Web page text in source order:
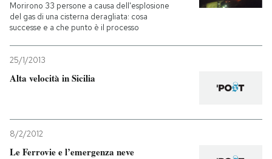
Morirono 33 persone a causa dell'esplosione
del gas di una cisterna deragliata: cosa
successe e a che punto è il processo
25/1/2013
Alta velocità in Sicilia
8/2/2012
Le Ferrovie e l’emergenza neve